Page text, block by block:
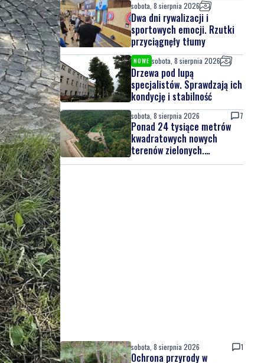
sobota, 8 sierpnia 2026
Dwa dni rywalizacji i
sportowych emocji. Rzutki
przyciągnęły tłumy
NOWE sobota, 8 sierpnia 2026
Drzewa pod lupą
specjalistów. Sprawdzają ich
kondycję i stabilność
sobota, 8 sierpnia 2026 7
Ponad 24 tysiące metrów
kwadratowych nowych
terenów zielonych.
Powstanie nowa przestrzeń
sobota, 8 sierpnia 2026 1
Ochrona przyrody w